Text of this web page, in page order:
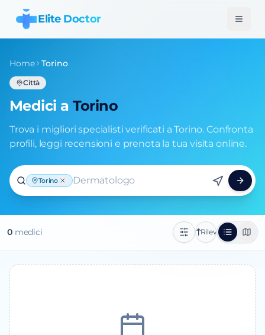
Elite Doctor
Home Torino
Città
Medici a Torino
Trova i migliori specialisti verificati a Torino. Confronta
profili, leggi recensioni e prenota la tua visita online.
Torino Dermatologo
0medici Rilevanza